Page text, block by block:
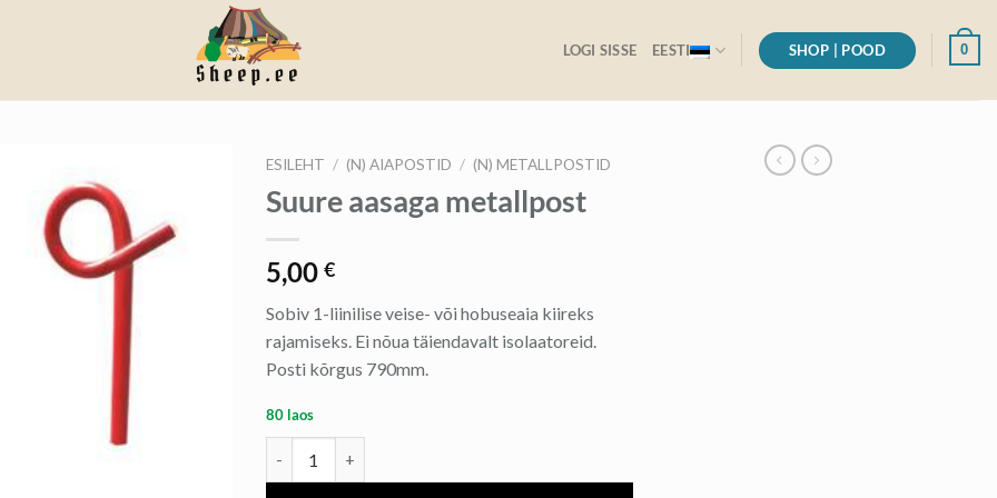
LOGI SISSE EESTI SHOP | POOD 0
ESILEHT / (N) AIAPOSTID / (N) METALLPOSTID
Suure aasaga metallpost
5,00 €
Sobiv 1-liinilise veise- või hobuseaia kiireks
rajamiseks. Ei nõua täiendavalt isolaatoreid.
Posti kõrgus 790mm.
80 laos